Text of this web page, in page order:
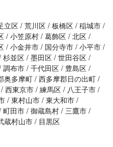
立区 荒川区 板橋区 稲城市
小笠原村 葛飾区 北区
小金井市 国分寺市 小平市
杉並区 墨田区 世田谷区
調布市 千代田区
豊島区
奥多摩町 西多摩郡日の出町
西東京市 練馬区
八王子市
東村山市 東大和市
町田市 御蔵島村 三鷹市
蔵村山市
目黒区